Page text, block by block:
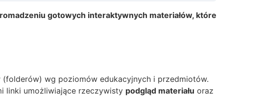
gotowych interaktywnych materiałów, które
wg poziomów edukacyjnych i przedmiotów.
linki umożliwiające rzeczywisty podgląd materiału oraz